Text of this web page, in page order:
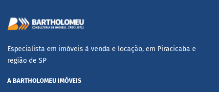
Especialista em imóveis à venda e locação, em Piracicaba e
região de SP
A BARTHOLOMEU IMÓVEIS